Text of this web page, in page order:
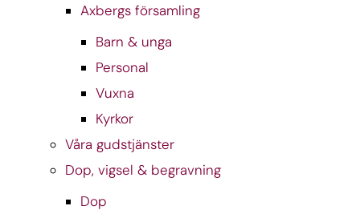
Axbergs församling
Barn & unga
Personal
Vuxna
Kyrkor
Våra gudstjänster
Dop, vigsel & begravning
Dop